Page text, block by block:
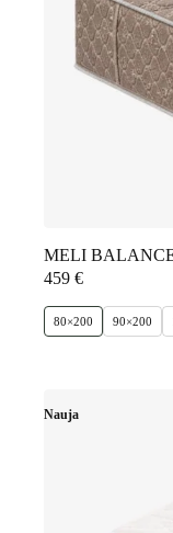
MELI
459 €
80×200 90×200
Nauja